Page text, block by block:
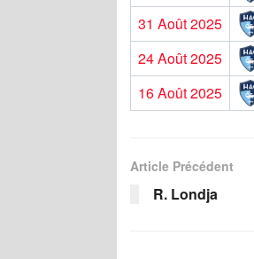
31 Août 2025
24 Août 2025
16 Août 2025
Article Précédent
R. Londja